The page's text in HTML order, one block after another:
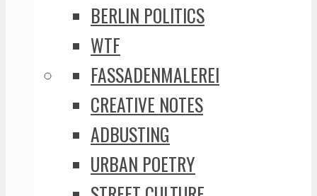
BERLIN POLITICS
WTF
FASSADENMALEREI
CREATIVE NOTES
ADBUSTING
URBAN POETRY